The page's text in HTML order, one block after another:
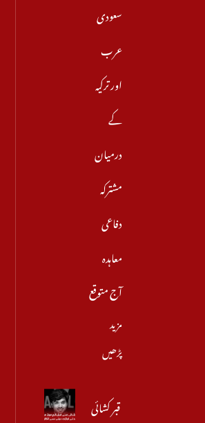
سعودی
عرب
اور ترکیہ
کے
درمیان
مشترکہ
دفاعی
معاہدہ
آج متوقع
مزید
پڑھیں
قبر کشائی